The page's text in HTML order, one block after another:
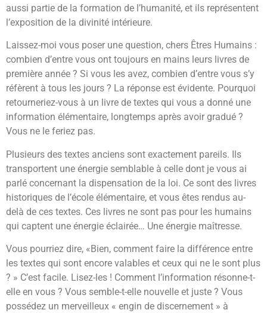
aussi partie de la formation de l’humanité, et ils représentent
l’exposition de la divinité intérieure.
Laissez-moi vous poser une question, chers Êtres Humains :
combien d’entre vous ont toujours en mains leurs livres de
première année ? Si vous les avez, combien d’entre vous s’y
réfèrent à tous les jours ? La réponse est évidente. Pourquoi
retourneriez-vous à un livre de textes qui vous a donné une
information élémentaire, longtemps après avoir gradué ?
Vous ne le feriez pas.
Plusieurs des textes anciens sont exactement pareils. Ils
transportent une énergie semblable à celle dont je vous ai
parlé concernant la dispensation de la loi. Ce sont des livres
historiques de l’école élémentaire, et vous êtes rendus au-
delà de ces textes. Ces livres ne sont pas pour les humains
qui captent une énergie éclairée… Une énergie maîtresse.
Vous pourriez dire, «Bien, comment faire la différence entre
les textes qui sont encore valables et ceux qui ne le sont plus
? » C’est facile. Lisez-les ! Comment l’information résonne-t-
elle en vous ? Vous semble-t-elle nouvelle et juste ? Vous
possédez un merveilleux « engin de discernement » à